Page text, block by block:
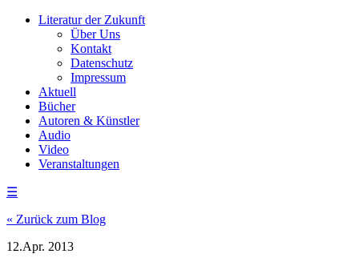
Literatur der Zukunft
Über Uns
Kontakt
Datenschutz
Impressum
Aktuell
Bücher
Autoren & Künstler
Audio
Video
Veranstaltungen
☰
« Zurück zum Blog
12.Apr. 2013